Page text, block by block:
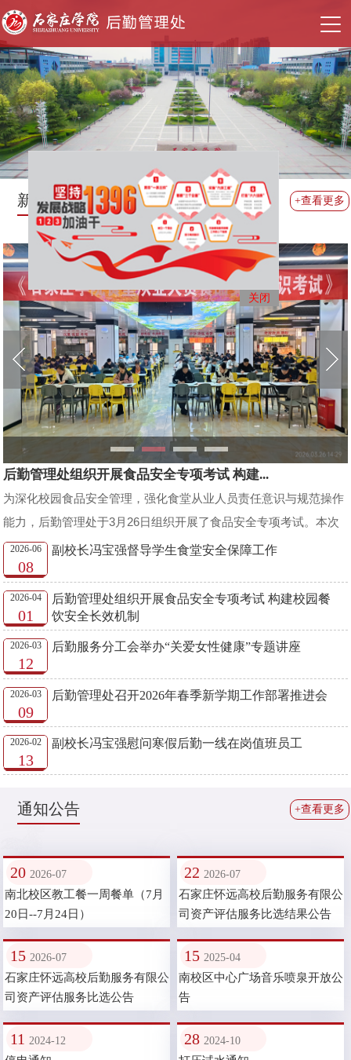
新闻动态 +查看更多
后勤管理处组织开展食品安全专项考试 构建...
为深化校园食品安全管理，强化食堂从业人员责任意识与规范操作
能力，后勤管理处于3月26日组织开展了食品安全专项考试。本次
考试在南校区一楼食堂举行，覆盖全校各食堂在岗从业人员及...
2026-06
08
副校长冯宝强督导学生食堂安全保障工作
2026-04
01
后勤管理处组织开展食品安全专项考试 构建校园餐
饮安全长效机制
2026-03
12
后勤服务分工会举办“关爱女性健康”专题讲座
2026-03
09
后勤管理处召开2026年春季新学期工作部署推进会
2026-02
13
副校长冯宝强慰问寒假后勤一线在岗值班员工
通知公告 +查看更多
20 2026-07
南北校区教工餐一周餐单（7月
20日--7月24日）
22 2026-07
石家庄怀远高校后勤服务有限公
司资产评估服务比选结果公告
15 2026-07
石家庄怀远高校后勤服务有限公
司资产评估服务比选公告
15 2025-04
南校区中心广场音乐喷泉开放公
告
11 2024-12 28 2024-10
关闭